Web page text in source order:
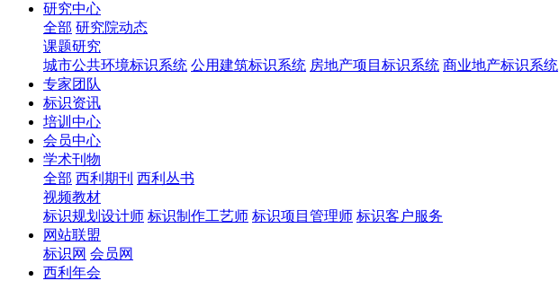
研究中心
全部 研究院动态
课题研究
城市公共环境标识系统 公用建筑标识系统 房地产项目标识系统 商业地产标识系统
专家团队
标识资讯
培训中心
会员中心
学术刊物
全部 西利期刊 西利丛书
视频教材
标识规划设计师 标识制作工艺师 标识项目管理师 标识客户服务
网站联盟
标识网 会员网
西利年会